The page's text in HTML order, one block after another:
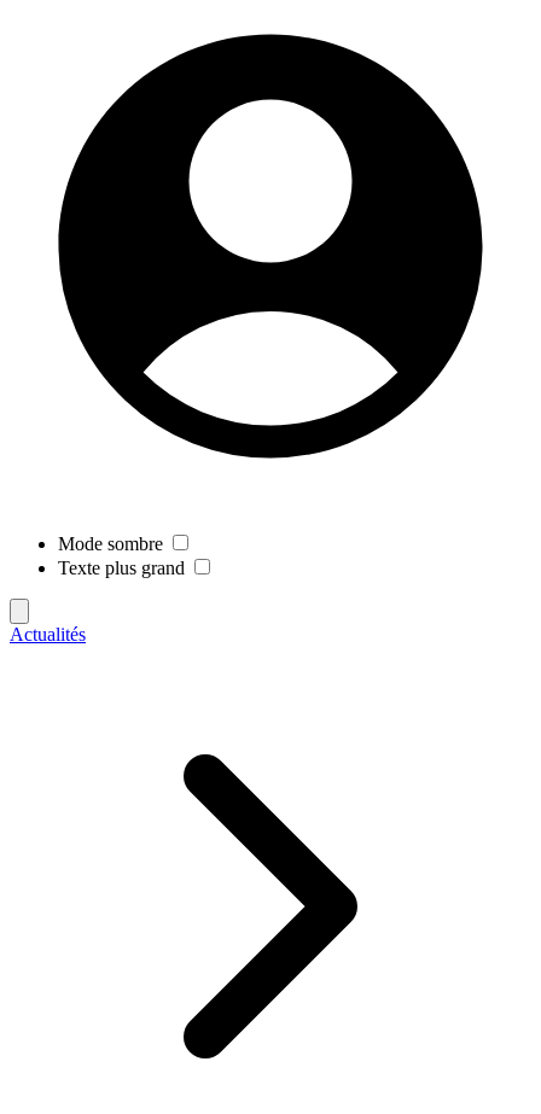
Mode sombre
Texte plus grand
Actualités